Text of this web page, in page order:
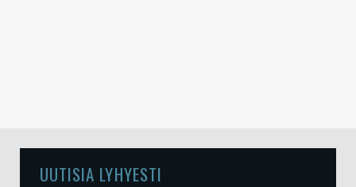
UUTISIA LYHYESTI